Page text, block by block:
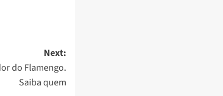
Next:
do Flamengo.
Saiba quem